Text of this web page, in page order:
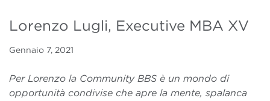
Lorenzo Lugli, Executive MBA XV
Gennaio 7, 2021
Per Lorenzo la Community BBS è un mondo di
opportunità condivise che apre la mente, spalanca